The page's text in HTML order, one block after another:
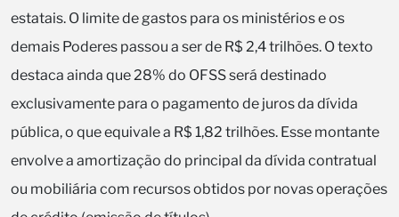
estatais. O limite de gastos para os ministérios e os
demais Poderes passou a ser de R$ 2,4 trilhões. O texto
destaca ainda que 28% do OFSS será destinado
exclusivamente para o pagamento de juros da dívida
pública, o que equivale a R$ 1,82 trilhões. Esse montante
envolve a amortização do principal da dívida contratual
ou mobiliária com recursos obtidos por novas operações